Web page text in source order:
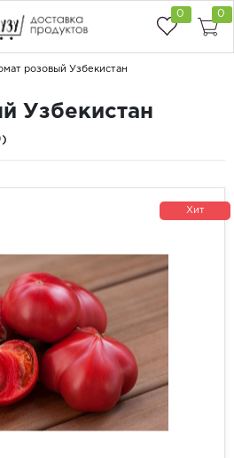
0 0
розовый Узбекистан
Узбекистан
Хит